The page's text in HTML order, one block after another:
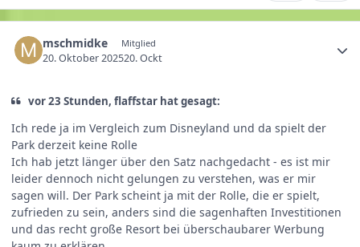
mschmidke Mitglied
20. Oktober 202520. Ockt
vor 23 Stunden, flaffstar hat gesagt:
Ich rede ja im Vergleich zum Disneyland und da spielt der
Park derzeit keine Rolle
Ich hab jetzt länger über den Satz nachgedacht - es ist mir
leider dennoch nicht gelungen zu verstehen, was er mir
sagen will. Der Park scheint ja mit der Rolle, die er spielt,
zufrieden zu sein, anders sind die sagenhaften Investitionen
und das recht große Resort bei überschaubarer Werbung